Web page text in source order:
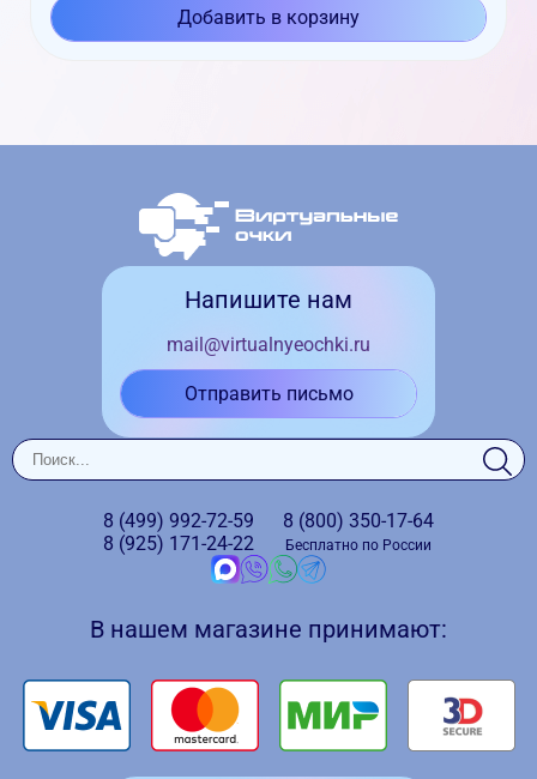
Добавить в корзину
Напишите нам
mail@virtualnyeochki.ru
Отправить письмо
8 (499) 992-72-59
8 (925) 171-24-22
8 (800) 350-17-64
Бесплатно по России
В нашем магазине принимают: